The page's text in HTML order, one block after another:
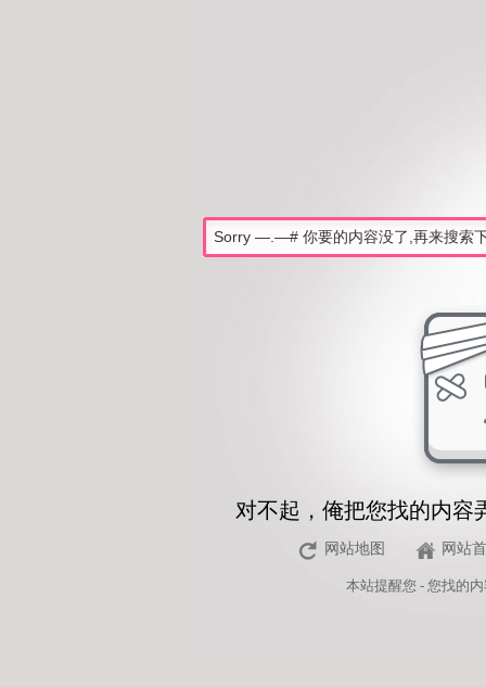
对不起，俺把您找的内容
网站地图 网站
本站提醒您 - 您找的